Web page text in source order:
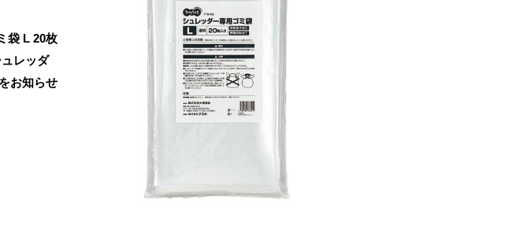
袋 L 20枚
レッダ
お知らせ